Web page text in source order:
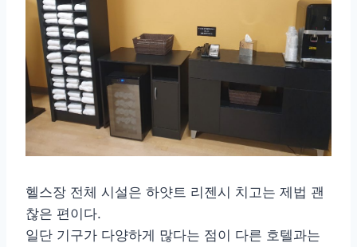
헬스장 전체 시설은 하얏트 리젠시 치고는 제법 괜
찮은 편이다.
일단 기구가 다양하게 많다는 점이 다른 호텔과는